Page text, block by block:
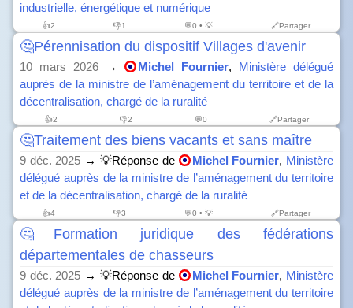
industrielle, énergétique et numérique
👍2 👎1 💬0 • 💡 🔗Partager
🤔Pérennisation du dispositif Villages d'avenir
10 mars 2026 → Michel Fournier, Ministère délégué
auprès de la ministre de l’aménagement du territoire et de la
décentralisation, chargé de la ruralité
👍2 👎2 💬0 🔗Partager
🤔Traitement des biens vacants et sans maître
9 déc. 2025 → 💡Réponse de Michel Fournier, Ministère
délégué auprès de la ministre de l’aménagement du territoire
et de la décentralisation, chargé de la ruralité
👍4 👎3 💬0 • 💡 🔗Partager
🤔Formation juridique des fédérations
départementales de chasseurs
9 déc. 2025 → 💡Réponse de Michel Fournier, Ministère
délégué auprès de la ministre de l’aménagement du territoire